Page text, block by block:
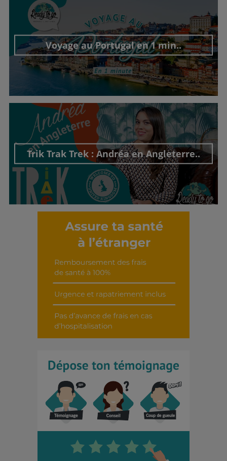
Voyage au Portugal en 1 min..
Découvrir cet interview
Trik Trak Trek : Andréa en Angleterre..
Découvrir cet interview